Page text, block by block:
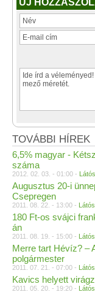
ÚJ
TOVÁBBI HÍREK
6,5% magyar -
száma
2012. 02. 03. - 01:00 -
Augusztus 20-i
Csepregen
2011. 08. 22. - 13:00 -
180 Ft-os svájci
án
2011. 08. 19. - 15:00 -
Merre tart Hévíz? –
polgármester
2011. 07. 21. - 07:00 -
Kavics helyett
2011. 05. 20. - 19:20 -